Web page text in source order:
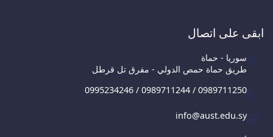
ابقى على اتصال
سوريا - حماة
طريق حماة حمص الدولي - مفرق تل قرطل
0995234246 / 0989711244 / 0989711250
info@aust.edu.sy